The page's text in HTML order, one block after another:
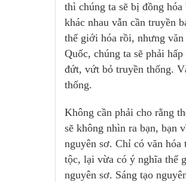
thì chúng ta sẽ bị đồng
khác nhau vẫn cần truyền
thế giới hóa rồi, nhưng
Quốc, chúng ta sẽ phải
đứt, vứt bỏ truyền thống.
thống.
Không cần phải cho rằng
sẽ không nhìn ra bạn, bạn
nguyên sơ. Chỉ có văn
tộc, lại vừa có ý nghĩa thế
nguyên sơ. Sáng tạo